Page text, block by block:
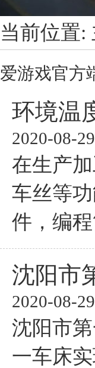
当前位置:
爱游戏官方
环境温
2020-08-29
在生产
车丝等
件，编
沈阳市
2020-08-29
沈阳市
一车床